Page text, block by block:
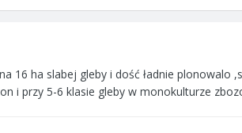
16 ha slabej gleby i dość ładnie
i przy 5-6 klasie gleby w monokulturze